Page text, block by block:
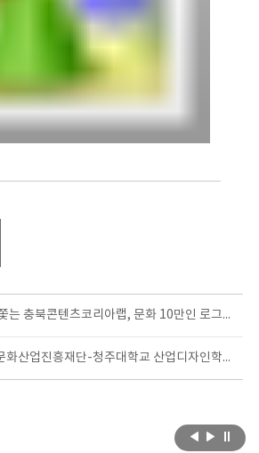
문화를 쫓는 충북콘텐츠코리아랩, 문화 10만인 로그인 포레스트에 가다
청주시문화산업진흥재단-청주대학교 산업디자인학과 업무협약